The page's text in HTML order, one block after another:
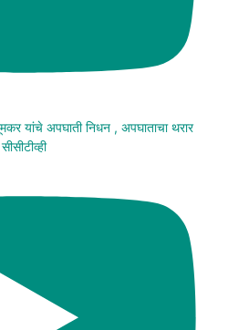
यांचे अपघाती निधन , अपघाताचा थरार
सीसीटीव्ही